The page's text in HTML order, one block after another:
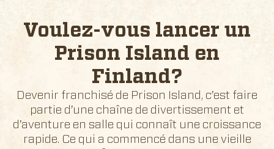
Voulez-vous lancer un
Prison Island en
Finland?
Devenir franchisé de Prison Island, c’est faire
partie d’une chaîne de divertissement et
d’aventure en salle qui connaît une croissance
rapide. Ce qui a commencé dans une vieille